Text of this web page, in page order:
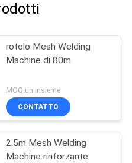
rotolo Mesh Welding
Machine di 80m
MOQ:un insieme
CONTATTO
2.5m Mesh Welding
Machine rinforzante